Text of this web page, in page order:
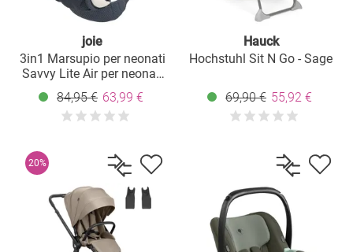
joie
3in1 Marsupio per neonati
Savvy Lite Air per neonati
da 3,5 kg a 14 kg con 3
posizioni di trasporto e
tessuto a rete - Indigo
84,95 € 63,99 €
Hauck
Hochstuhl Sit N Go - Sage
69,90 € 55,92 €
20%